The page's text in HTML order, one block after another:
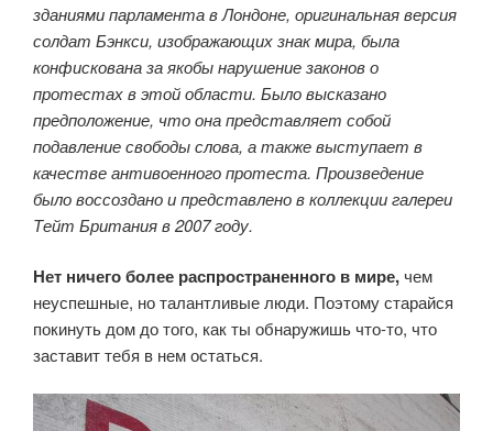
зданиями парламента в Лондоне, оригинальная версия
солдат Бэнкси, изображающих знак мира, была
конфискована за якобы нарушение законов о
протестах в этой области. Было высказано
предположение, что она представляет собой
подавление свободы слова, а также выступает в
качестве антивоенного протеста. Произведение
было воссоздано и представлено в коллекции галереи
Тейт Британия в 2007 году.
Нет ничего более распространенного в мире, чем
неуспешные, но талантливые люди. Поэтому старайся
покинуть дом до того, как ты обнаружишь что-то, что
заставит тебя в нем остаться.